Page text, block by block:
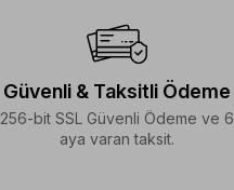
Güvenli & Taksitli Ödeme
256-bit SSL Güvenli Ödeme ve 6
aya varan taksit.